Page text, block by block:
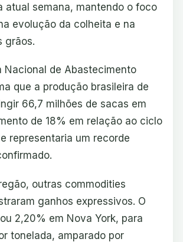
atual semana, mantendo o foco
evolução da colheita e na
grãos.
Nacional de Abastecimento
que a produção brasileira de
66,7 milhões de sacas em
de 18% em relação ao ciclo
representaria um recorde
outras commodities
ganhos expressivos. O
2,20% em Nova York, para
tonelada, amparado por